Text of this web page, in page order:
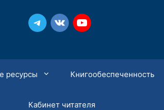
ресурсы Книгообеспеченность
Кабинет читателя